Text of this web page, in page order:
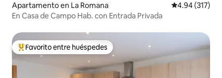
Apartamento en La Romana Calificación
4.94 (317)
En Casa de Campo Hab. con Entrada Privada
Favorito entre huéspedes preferido
Favorito entre huéspedes